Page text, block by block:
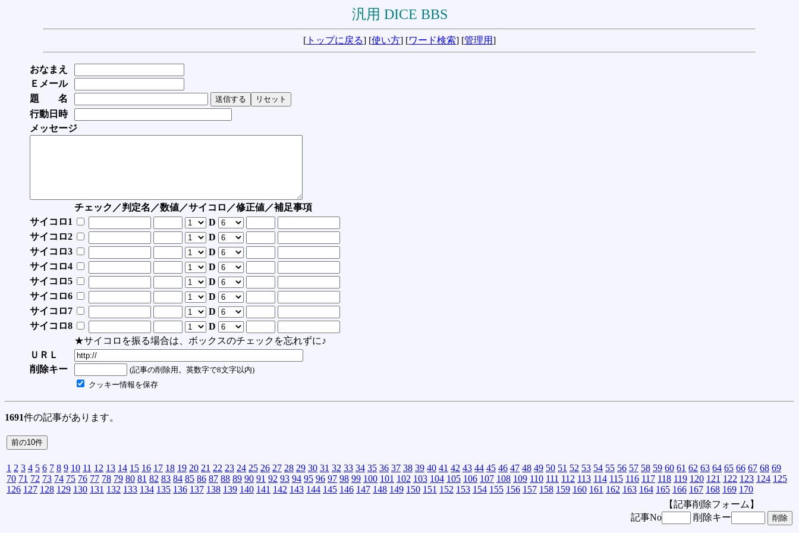
汎用 DICE BBS
[ トップに戻る] [使い方] [ワード検索] [管理用]
おなまえ
Ｅメール
題 名
行動日時
メッセージ
チェック／判定名／数値／サイコロ／修正値／補足事項
サイコロ1
D
サイコロ2
D
サイコロ3
D
サイコロ4
D
サイコロ5
D
サイコロ6
D
サイコロ7
D
サイコロ8
D
★サイコロを振る場合は、ボックスのチェックを忘れずに♪
ＵＲＬ
削除キー
(記事の削除用。英数字で8文字以内)
クッキー情報を保存
1691件の記事があります。
1 2 3 4 5 6 7 8 9 10 11 12 13 14 15 16 17 18 19 20 21 22 23 24 25 26 27 28 29 30 31 32 33 34 35 36 37 38 39 40 41 42 43 44 45 46 47 48 49 50 51 52 53 54 55 56 57 58 59 60 61 62 63 64 65 66 67 68 69
70 71 72 73 74 75 76 77 78 79 80 81 82 83 84 85 86 87 88 89 90 91 92 93 94 95 96 97 98 99 100 101 102 103 104 105 106 107 108 109 110 111 112 113 114 115 116 117 118 119 120 121 122 123 124 125
126 127 128 129 130 131 132 133 134 135 136 137 138 139 140 141 142 143 144 145 146 147 148 149 150 151 152 153 154 155 156 157 158 159 160 161 162 163 164 165 166 167 168 169 170
【記事削除フォーム】
記事No
削除キー